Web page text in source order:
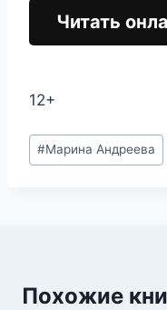
Читать
12+
Метки
записи:
#Марина Андреева
Похожие